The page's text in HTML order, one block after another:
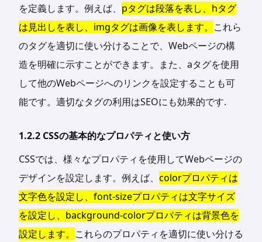
を定義します。例えば、 pタグは段落を表し、hタグ
は見出しを表し、imgタグは画像を表します。 これら
のタグを適切に使い分けることで、Webページの構
造を明確に示すことができます。また、aタグを使用
して他のWebページへのリンクを設定することも可
能です。適切なタグの利用はSEOにも効果的です.
1.2.2 CSSの基本的なプロパティと使い方
CSSでは、様々なプロパティを使用してWebページの
デザインを設定します。例えば、 colorプロパティは
文字色を設定し、font-sizeプロパティは文字サイズ
を設定し、background-colorプロパティは背景色を
設定します。 これらのプロパティを適切に使い分ける